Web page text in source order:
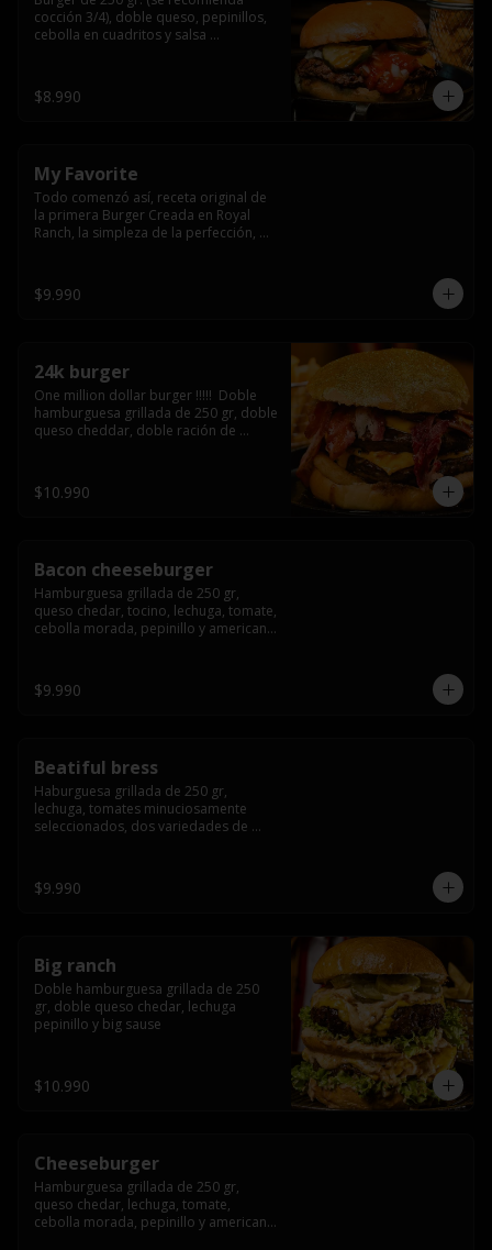
cocción 3/4), doble queso, pepinillos,
cebolla en cuadritos y salsa
$8.990
My Favorite
Todo comenzó así, receta original de
la primera Burger Creada en Royal
Ranch, la simpleza de la perfección,
queso cheddar
$9.990
24k burger
One million dollar burger !!!!!  Doble
hamburguesa grillada de 250 gr, doble
queso cheddar, doble ración de
gold glitter
$10.990
Bacon cheeseburger
Hamburguesa grillada de 250 gr,
queso chedar, tocino, lechuga, tomate,
cebolla morada, pepinillo y american
$9.990
Beatiful bress
Haburguesa grillada de 250 gr,
lechuga, tomates minuciosamente
seleccionados, dos variedades de
lentamente en el grill, para finalizar
todo con una envolvente salsa cristal
$9.990
Big ranch
Doble hamburguesa grillada de 250
gr, doble queso chedar, lechuga
pepinillo y big sause
$10.990
Cheeseburger
Hamburguesa grillada de 250 gr,
queso chedar, lechuga, tomate,
cebolla morada, pepinillo y american